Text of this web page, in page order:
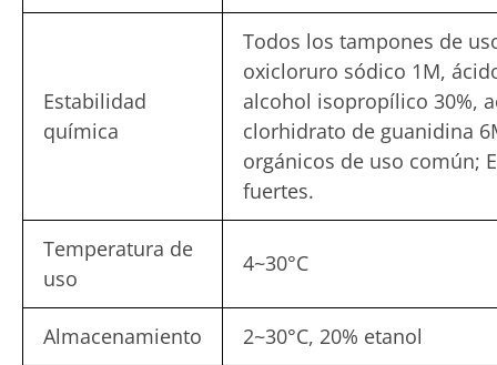
Estabilidad
química
Todos los tampones de
oxicloruro sódico 1M,
alcohol isopropílico 30%,
clorhidrato de guanidina
orgánicos de uso común;
fuertes.
Temperatura de
uso
4~30°C
Almacenamiento 2~30°C, 20% etanol